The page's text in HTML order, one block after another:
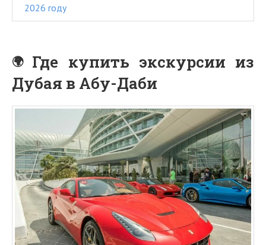
2026 году
Где купить экскурсии из
Дубая в Абу-Даби